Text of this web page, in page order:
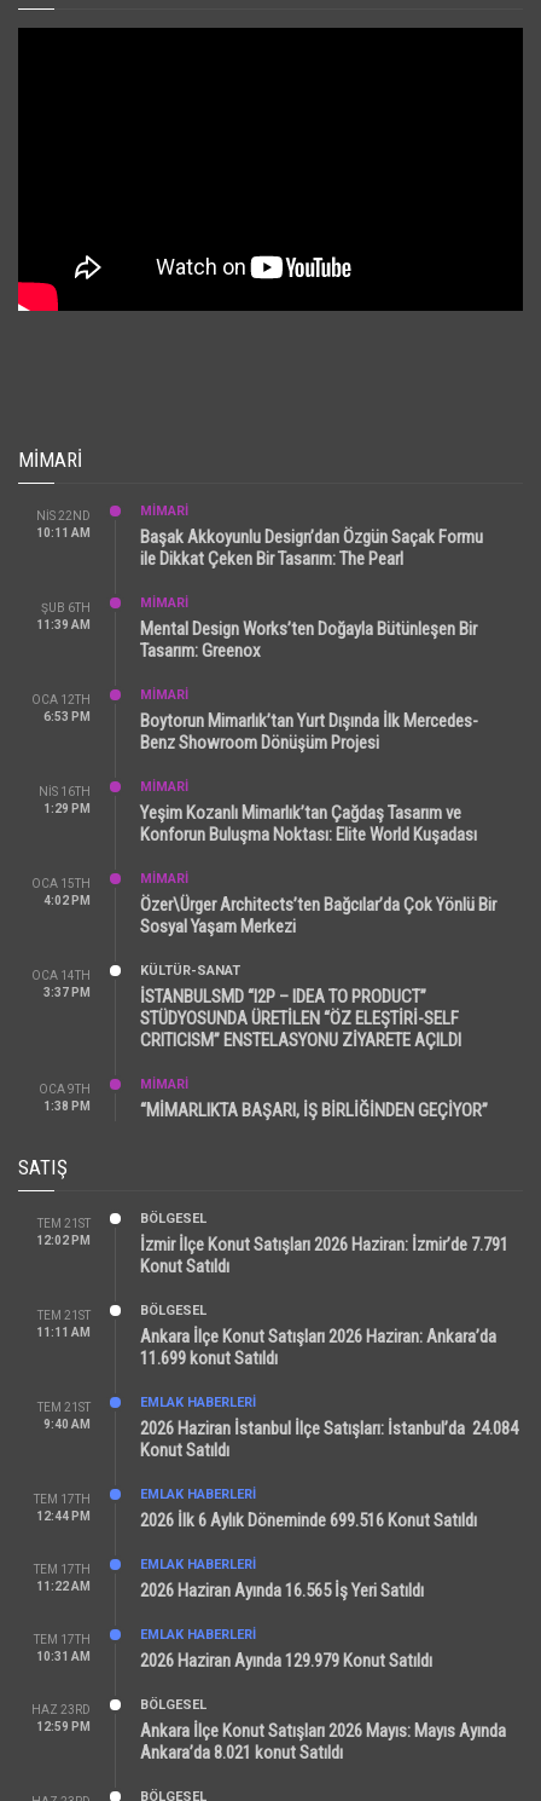
MIMARI
NIS 22ND
10:11 AM
MİMARİ
Başak Akkoyunlu Design’dan Özgün Saçak Formu
ile Dikkat Çeken Bir Tasarım: The Pearl
ŞUB 6TH
11:39 AM
MİMARİ
Mental Design Works’ten Doğayla Bütünleşen Bir
Tasarım: Greenox
OCA 12TH
6:53 PM
MİMARİ
Boytorun Mimarlık’tan Yurt Dışında İlk Mercedes-
Benz Showroom Dönüşüm Projesi
NIS 16TH
1:29 PM
MİMARİ
Yeşim Kozanlı Mimarlık’tan Çağdaş Tasarım ve
Konforun Buluşma Noktası: Elite World Kuşadası
OCA 15TH
4:02 PM
MİMARİ
Özer\Ürger Architects’ten Bağcılar’da Çok Yönlü Bir
Sosyal Yaşam Merkezi
OCA 14TH
3:37 PM
KÜLTÜR-SANAT
İSTANBULSMD “I2P – IDEA TO PRODUCT”
STÜDYOSUNDA ÜRETİLEN “ÖZ ELEŞTİRİ-SELF
CRITICISM” ENSTELASYONU ZİYARETE AÇILDI
OCA 9TH
1:38 PM
MİMARİ
“MİMARLIKTA BAŞARI, İŞ BİRLİĞİNDEN GEÇİYOR”
SATIŞ
TEM 21ST
12:02 PM
BÖLGESEL
İzmir İlçe Konut Satışları 2026 Haziran: İzmir’de 7.791
Konut Satıldı
TEM 21ST
11:11 AM
BÖLGESEL
Ankara İlçe Konut Satışları 2026 Haziran: Ankara’da
11.699 konut Satıldı
TEM 21ST
9:40 AM
EMLAK HABERLERI
2026 Haziran İstanbul İlçe Satışları: İstanbul’da 24.084
Konut Satıldı
TEM 17TH
12:44 PM
EMLAK HABERLERI
2026 İlk 6 Aylık Döneminde 699.516 Konut Satıldı
TEM 17TH
11:22 AM
EMLAK HABERLERI
2026 Haziran Ayında 16.565 İş Yeri Satıldı
TEM 17TH
10:31 AM
EMLAK HABERLERI
2026 Haziran Ayında 129.979 Konut Satıldı
HAZ 23RD
12:59 PM
BÖLGESEL
Ankara İlçe Konut Satışları 2026 Mayıs: Mayıs Ayında
Ankara’da 8.021 konut Satıldı
BÖLGESEL